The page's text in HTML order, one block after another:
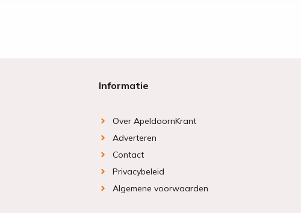
Informatie
Over ApeldoornKrant
Adverteren
Contact
Privacybeleid
Algemene voorwaarden